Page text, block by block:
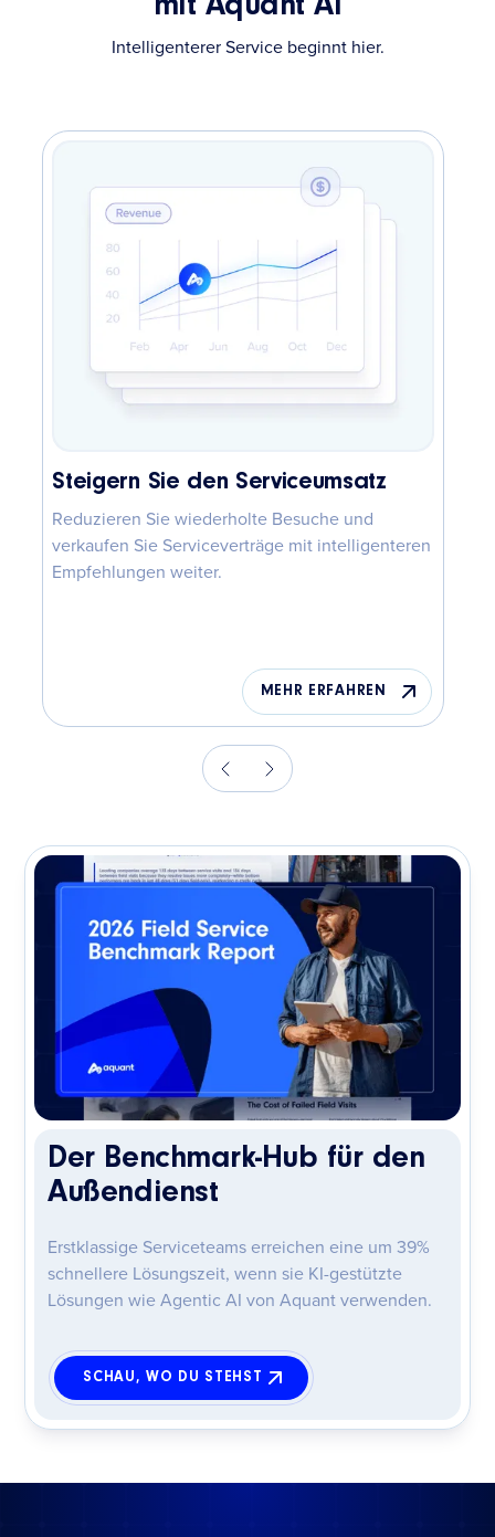
mit Aquant AI
Intelligenterer Service beginnt hier.
Steigern Sie den Serviceumsatz
Reduzieren Sie wiederholte Besuche und
verkaufen Sie Serviceverträge mit intelligenteren
Empfehlungen weiter.
MEHR ERFAHREN
Der Benchmark-Hub für den
Außendienst
Erstklassige Serviceteams erreichen eine um 39%
schnellere Lösungszeit, wenn sie KI-gestützte
Lösungen wie Agentic AI von Aquant verwenden.
SCHAU, WO DU STEHST